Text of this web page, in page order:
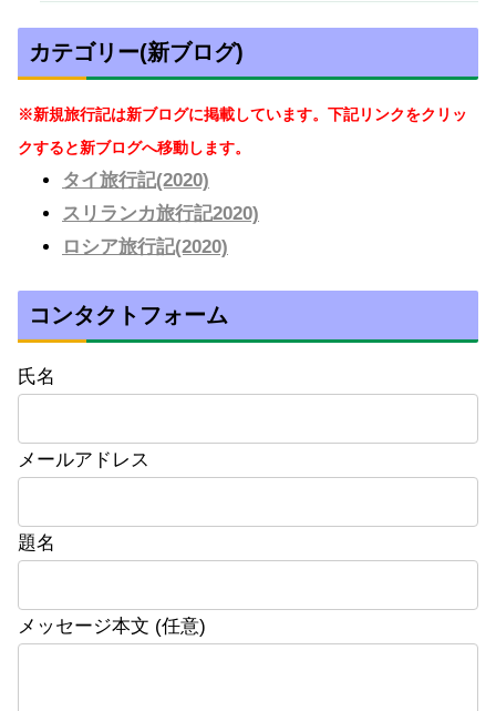
カテゴリー(新ブログ)
※新規旅行記は新ブログに掲載しています。下記リンクをクリッ
クすると新ブログへ移動します。
タイ旅行記(2020)
スリランカ旅行記2020)
ロシア旅行記(2020)
コンタクトフォーム
氏名
メールアドレス
題名
メッセージ本文 (任意)